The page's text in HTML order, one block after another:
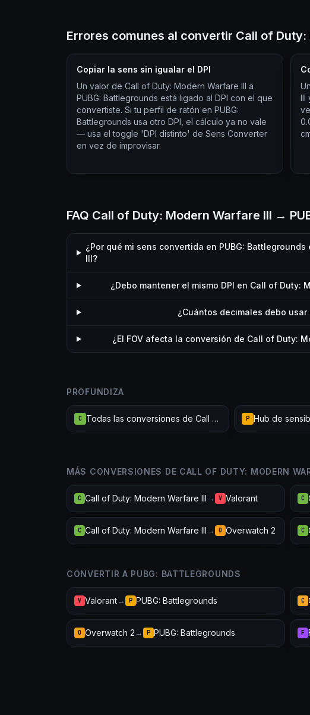
Errores comunes al convertir Call of
Copiar la sens sin igualar el DPI
Un valor de Call of Duty: Modern Warfare III a
PUBG: Battlegrounds está ligado al DPI con el que
convertiste. Si tu perfil de ratón en PUBG:
Battlegrounds usa otro DPI, el cálculo ya no vale
— usa el toggle 'DPI distinto' de Sens Converter
en vez de improvisar.
III
FAQ Call of Duty: Modern Warfare III →
¿Por qué mi sens convertida en PUBG:
III?
¿Debo mantener el mismo DPI en Call of Duty:
¿Cuántos decimales debo usar
¿El FOV afecta la conversión de Call of Duty:
PROFUNDIZA
C Todas las conversiones de Call of Duty: Modern Warfare III P
MÁS CONVERSIONES DE CALL OF DUTY: MODERN
C Call of Duty: Modern Warfare III → V Valorant C
C Call of Duty: Modern Warfare III → O Overwatch 2 C
CONVERTIR A PUBG: BATTLEGROUNDS
V Valorant→ P PUBG: Battlegrounds C
O Overwatch 2 → P PUBG: Battlegrounds F